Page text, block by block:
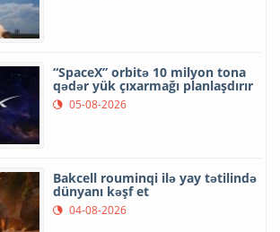
“SpaceX” orbitə 10 milyon tona
qədər yük çıxarmağı planlaşdırır
05-08-2026
Bakcell rouminqi ilə yay tətilində
dünyanı kəşf et
04-08-2026